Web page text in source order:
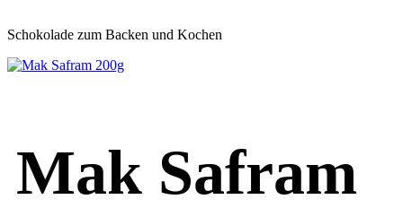
Schokolade zum Backen und Kochen
Mak Safram